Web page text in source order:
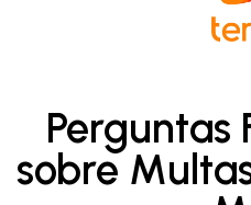
Perguntas
sobre